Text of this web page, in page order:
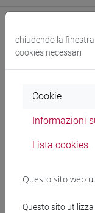
Programma
Docenti
SILVESTRI
chiudendo la
cookies necessari
Cookie
Informazioni
Lista cookies
Questo sito web
Questo sito